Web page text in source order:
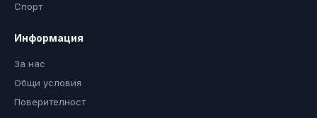
Спорт
Информация
За нас
Общи условия
Поверителност